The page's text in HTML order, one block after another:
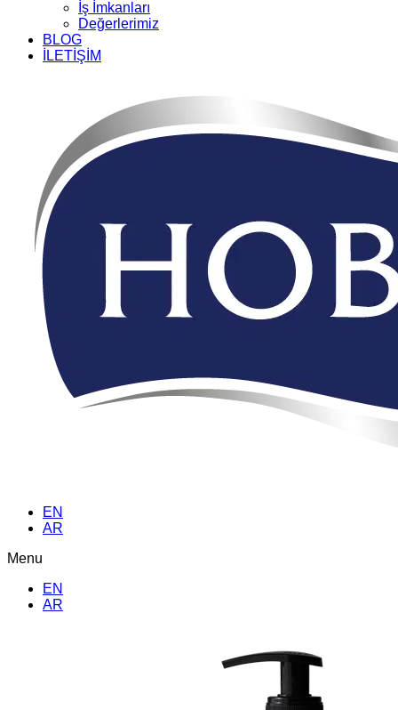
İş İmkanları
Değerlerimiz
BLOG
İLETİŞİM
EN
AR
Menu
EN
AR